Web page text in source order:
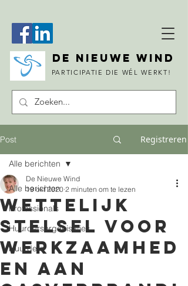
DE NIEUWE WIND
PARTICIPATIE DIE WÉL WERKT!
Post Registreren
Alle berichten
Professionals
Huurdersorganisaties
Huurders
Alle berichten
Wettelijk
stelsel voor
werkzaamhed
en aan
De Nieuwe Wind
19 okt 2020 2 minuten om te lezen